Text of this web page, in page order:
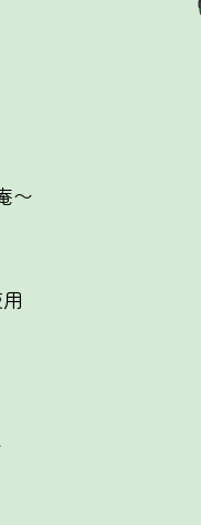
〜